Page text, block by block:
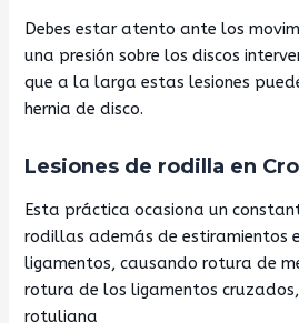
Debes estar atento ante los
una presión sobre los discos
que a la larga estas lesiones
hernia de disco.
Lesiones de rodilla en
Esta práctica ocasiona un
rodillas además de estiramientos
ligamentos, causando rotura de
rotura de los ligamentos
rotuliana